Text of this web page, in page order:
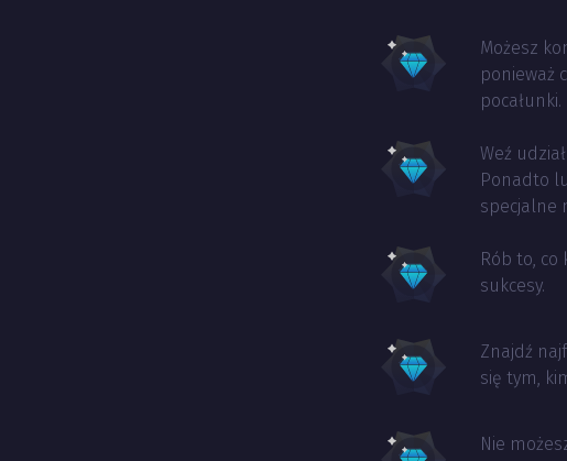
Możesz
ponieważ
pocałunki.
Weź
Ponadto
specjalne
Rób to, co
sukcesy.
Znajdź
się tym,
Nie